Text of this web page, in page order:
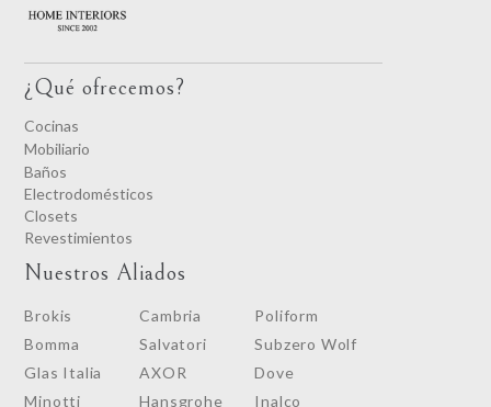
¿Qué ofrecemos?
Cocinas
Mobiliario
Baños
Electrodomésticos
Closets
Revestimientos
Nuestros Aliados
Brokis
Bomma
Glas Italia
Minotti
Cambria
Salvatori
AXOR
Hansgrohe
Poliform
Subzero Wolf
Dove
Inalco